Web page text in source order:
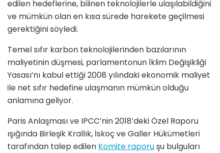
edilen hedeflerine, bilinen teknolojilerle ulaşılabildiğini
ve mümkün olan en kısa sürede harekete geçilmesi
gerektiğini söyledi.
Temel sıfır karbon teknolojilerinden bazılarının
maliyetinin düşmesi, parlamentonun İklim Değişikliği
Yasası’nı kabul ettiği 2008 yılındaki ekonomik maliyet
ile net sıfır hedefine ulaşmanın mümkün olduğu
anlamına geliyor.
Paris Anlaşması ve IPCC’nin 2018’deki Özel Raporu
ışığında Birleşik Krallık, İskoç ve Galler Hükümetleri
tarafından talep edilen Komite raporu şu bulguları